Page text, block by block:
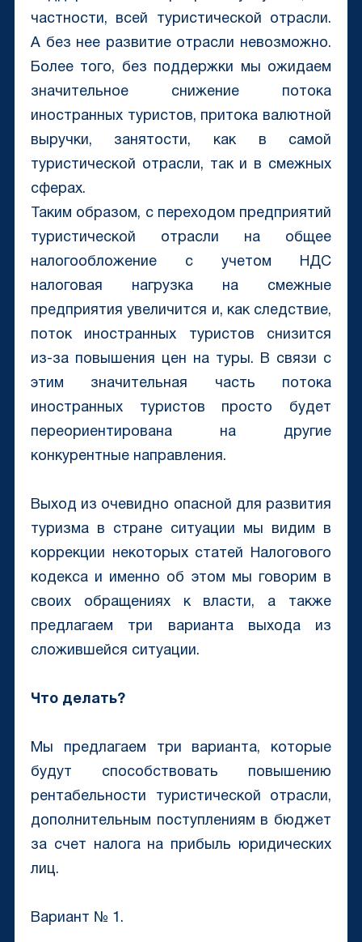
частности, всей туристической отрасли.
А без нее развитие отрасли невозможно.
Более того, без поддержки мы ожидаем
значительное снижение потока
иностранных туристов, притока валютной
выручки, занятости, как в самой
туристической отрасли, так и в смежных
сферах.
Таким образом, с переходом предприятий
туристической отрасли на общее
налогообложение c учетом НДС
налоговая нагрузка на смежные
предприятия увеличится и, как следствие,
поток иностранных туристов снизится
из-за повышения цен на туры. В связи с
этим значительная часть потока
иностранных туристов просто будет
переориентирована на другие
конкурентные направления.
Выход из очевидно опасной для развития
туризма в стране ситуации мы видим в
коррекции некоторых статей Налогового
кодекса и именно об этом мы говорим в
своих обращениях к власти, а также
предлагаем три варианта выхода из
сложившейся ситуации.
Что делать?
Мы предлагаем три варианта, которые
будут способствовать повышению
рентабельности туристической отрасли,
дополнительным поступлениям в бюджет
за счет налога на прибыль юридических
лиц.
Вариант № 1.